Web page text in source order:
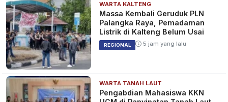
WARTA KALTENG
Massa Kembali Geruduk PLN
Palangka Raya, Pemadaman
Listrik di Kalteng Belum Usai
REGIONAL 5 jam yang lalu
WARTA TANAH LAUT
Pengabdian Mahasiswa KKN